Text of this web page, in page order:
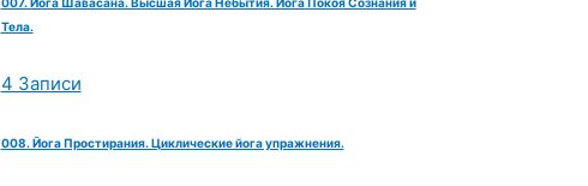
Тела.
4 Записи
008. Йога Простирания. Циклические йога упражнения.